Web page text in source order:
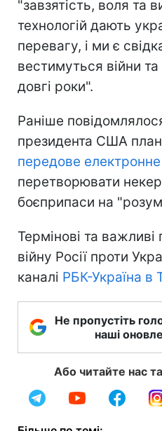
"завзятість, воля та
технологій дають
перевагу, і ми є
вестимуться війни
довгі роки".
Раніше
президента США
передове
перетворювати
боєприпаси на
Термінові та
війну Росії проти
каналі РБК-Україна в
Не пропустіть
наші
Або читайте нас